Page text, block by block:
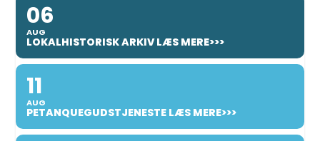
06
AUG
LOKALHISTORISK ARKIV LÆS MERE>>>
11
AUG
PETANQUEGUDSTJENESTE LÆS MERE>>>